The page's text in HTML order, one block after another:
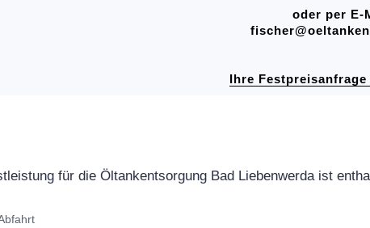
oder per E-
Ihre
für die Öltankentsorgung Bad Liebenwerda ist